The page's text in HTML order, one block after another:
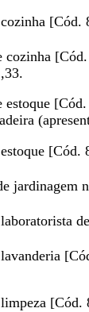
[Cód.
[Cód.
jardinagem
[Cód.